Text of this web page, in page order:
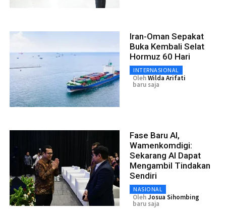
Iran-Oman Sepakat
Buka Kembali Selat
Hormuz 60 Hari
INTERNASIONAL
OlehWilda Arifati
baru saja
Fase Baru AI,
Wamenkomdigi:
Sekarang AI Dapat
Mengambil Tindakan
Sendiri
NASIONAL
OlehJosua Sihombing
baru saja